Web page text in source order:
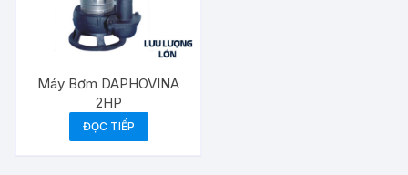
Máy Bơm DAPHOVINA
2HP
ĐỌC TIẾP